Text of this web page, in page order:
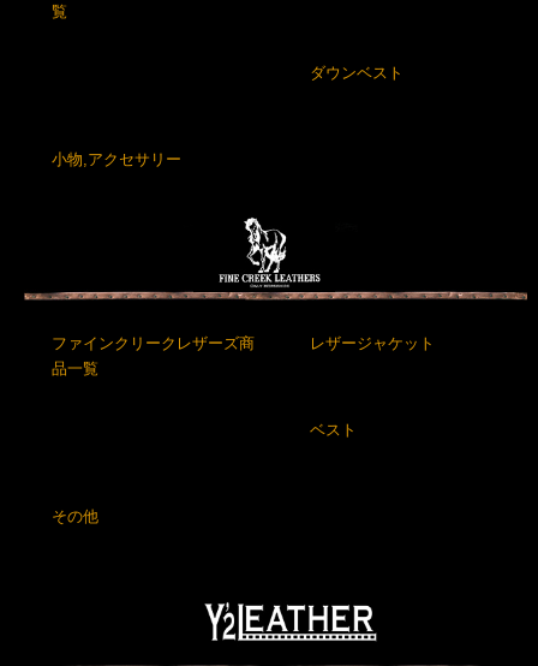
覧
ダウンベスト
小物,アクセサリー
ファインクリークレザーズ商
品一覧
レザージャケット
ベスト
その他